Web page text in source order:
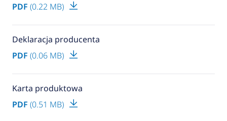
PDF (0.22 MB)
Deklaracja producenta
PDF (0.06 MB)
Karta produktowa
PDF (0.51 MB)